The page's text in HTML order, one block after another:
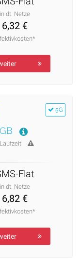
in dt. Netze
6,32 €
5G
Flat
in dt. Netze
6,82 €